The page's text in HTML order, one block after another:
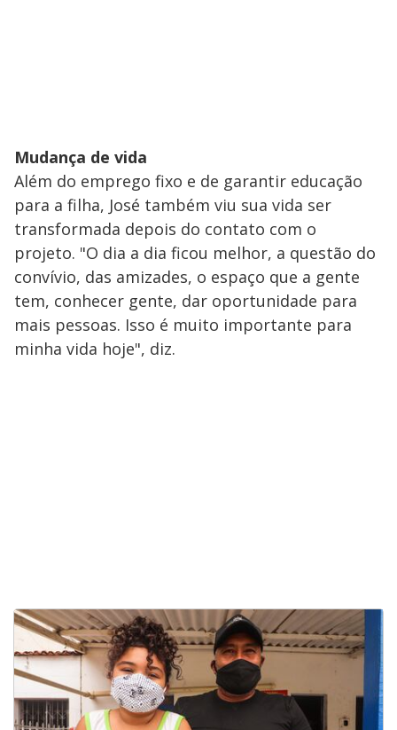
Mudança de vida
Além do emprego fixo e de garantir educação
para a filha, José também viu sua vida ser
transformada depois do contato com o
projeto. "O dia a dia ficou melhor, a questão do
convívio, das amizades, o espaço que a gente
tem, conhecer gente, dar oportunidade para
mais pessoas. Isso é muito importante para
minha vida hoje", diz.